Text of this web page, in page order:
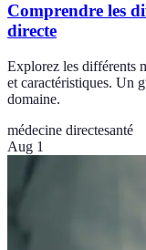
Comprendre les
directe
Explorez les différents
et caractéristiques. Un
domaine.
médecine directesanté
Aug 1